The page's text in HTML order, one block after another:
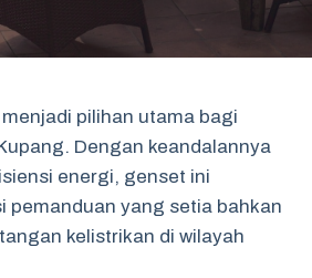
pilihan utama bagi
Dengan keandalannya
energi, genset ini
pemanduan yang setia bahkan
kelistrikan di wilayah